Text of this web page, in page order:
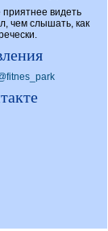
приятнее видеть
чем слышать, как